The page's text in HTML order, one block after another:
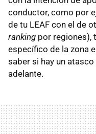
conductor, como por
de tu LEAF con el de
ranking por regiones),
específico de la zona
saber si hay un atasco
adelante.